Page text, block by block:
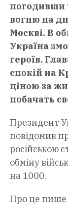
погодивши
вогню на
Москві. В
Україна
героїв.
спокій на
ціною за
побачать
Президент
повідомив
російською
обміну
на 1000.
Про це пише